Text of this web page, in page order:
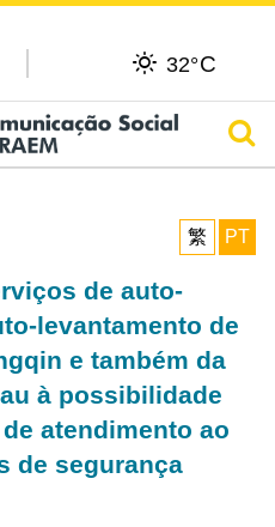
32°C
繁
PT
de auto-
levantamento de
e também da
à possibilidade
atendimento ao
de segurança